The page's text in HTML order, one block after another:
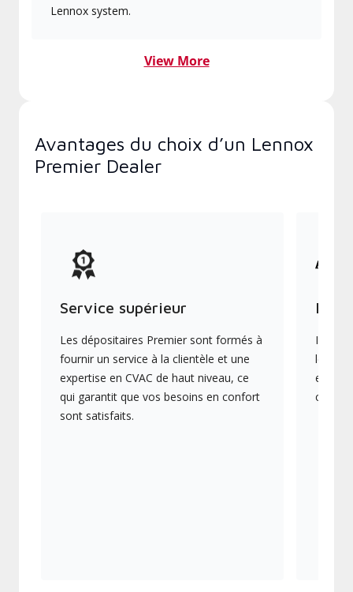
Lennox system.
View More
Avantages du choix d’un Lennox
Premier Dealer
Service supérieur
Les dépositaires Premier sont formés à
fournir un service à la clientèle et une
expertise en CVAC de haut niveau, ce
qui garantit que vos besoins en confort
sont satisfaits.
Ils
les
en